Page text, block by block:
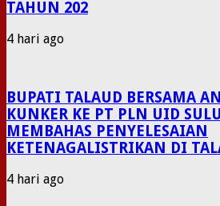
TAHUN 202
4 hari ago
BUPATI TALAUD BERSAMA
KUNKER KE PT PLN UID
MEMBAHAS PENYELESAIAN
KETENAGALISTRIKAN DI
4 hari ago